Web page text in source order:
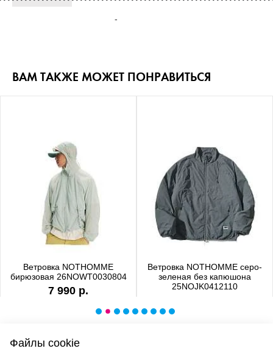
-
ВАМ ТАКЖЕ МОЖЕТ ПОНРАВИТЬСЯ
Ветровка NOTHOMME
бирюзовая 26NOWT0030804
7 990 р.
Ветровка NOTHOMME серо-
зеленая без капюшона
25NOJK0412110
Файлы cookie